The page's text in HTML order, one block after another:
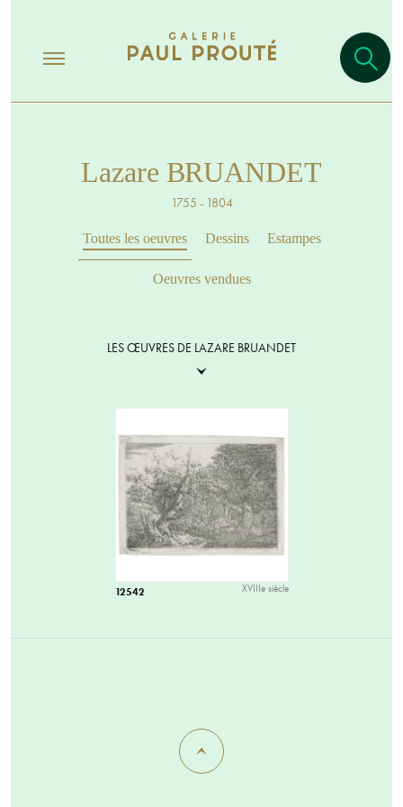
Lazare BRUANDET
1755 - 1804
Toutes les oeuvres Dessins Estampes
Oeuvres vendues
LES ŒUVRES DE LAZARE BRUANDET
12542 XVIIIe siècle